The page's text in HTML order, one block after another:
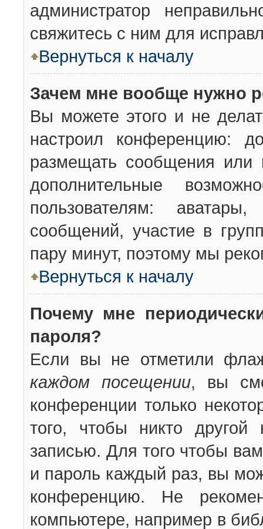
администратор
свяжитесь с ним для
Вернуться к началу
Зачем мне вообще нужно
Вы можете этого и не
настроил конференцию:
размещать сообщения или
дополнительные
пользователям:
сообщений, участие в
пару минут, поэтому мы
Вернуться к началу
Почему мне
пароля?
Если вы не отметили
каждом посещении, вы
конференции только
того, чтобы никто другой
записью. Для того чтобы
и пароль каждый раз, вы
конференцию. Не
компьютере, например в